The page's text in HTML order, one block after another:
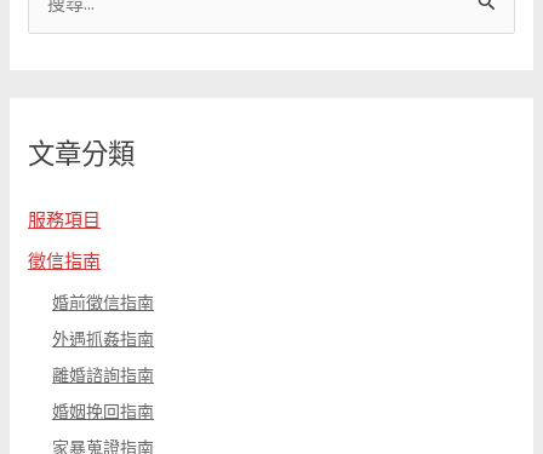
字
文章分類
服務項目
徵信指南
婚前徵信指南
外遇抓姦指南
離婚諮詢指南
婚姻挽回指南
家暴蒐證指南